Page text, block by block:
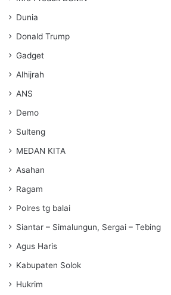
Dunia
Donald Trump
Gadget
Alhijrah
ANS
Demo
Sulteng
MEDAN KITA
Asahan
Ragam
Polres tg balai
Siantar – Simalungun, Sergai – Tebing
Agus Haris
Kabupaten Solok
Hukrim